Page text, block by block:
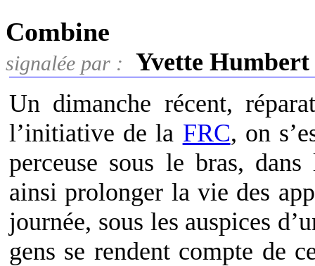
Combine
signalée par :
Yvette
Un dimanche récent,
l’initiative de la FRC, on
perceuse sous le bras,
ainsi prolonger la vie des
journée, sous les auspices
gens se rendent compte de